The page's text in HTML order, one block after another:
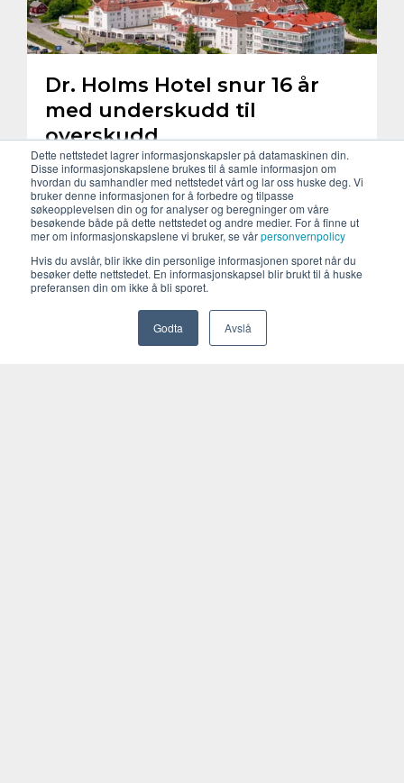
Dette nettstedet lagrer informasjonskapsler på datamaskinen din.
Disse informasjonskapslene brukes til å samle informasjon om
hvordan du samhandler med nettstedet vårt og lar oss huske deg. Vi
bruker denne informasjonen for å forbedre og tilpasse
søkeopplevelsen din og for analyser og beregninger om våre
besøkende både på dette nettstedet og andre medier. For å finne ut
mer om informasjonskapslene vi bruker, se vårpersonvernpolicy
Hvis du avslår, blir ikke din personlige informasjonen sporet når du
besøker dette nettstedet. En informasjonskapsel blir brukt til å huske
preferansen din om ikke å bli sporet.
Godta Avslå
Dr. Holms Hotel snur 16 år
med underskudd til
overskudd
Etter 16 år på rad med underskudd kan Dr. Holms
Hotel nå vise til et positivt resultat for 2025.
Omsetningen økte til 82,6 millioner kroner i 2025,
opp syv millioner kroner fra året før.
Pressemelding Eiendom